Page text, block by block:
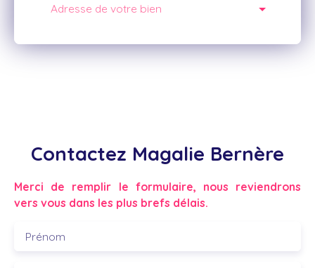
Adresse de votre bien
Contactez Magalie Bernère
Merci de remplir le formulaire, nous reviendrons
vers vous dans les plus brefs délais.
Prénom